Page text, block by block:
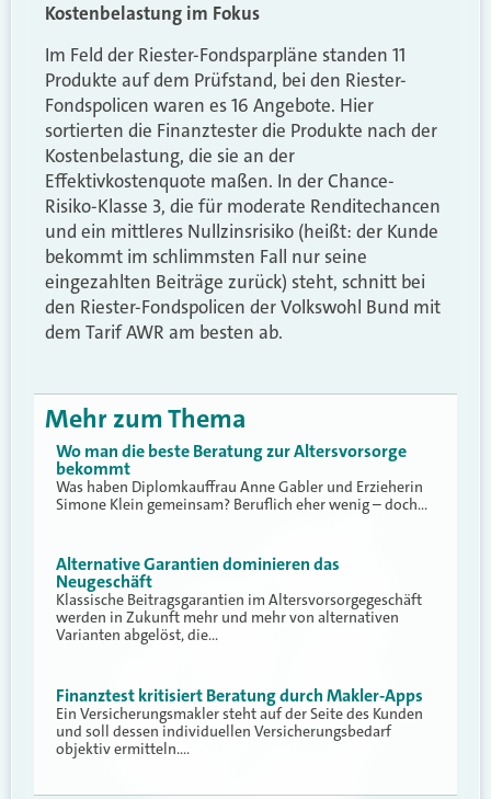
Kostenbelastung im Fokus
Im Feld der Riester-Fondsparpläne standen 11
Produkte auf dem Prüfstand, bei den Riester-
Fondspolicen waren es 16 Angebote. Hier
sortierten die Finanztester die Produkte nach der
Kostenbelastung, die sie an der
Effektivkostenquote maßen. In der Chance-
Risiko-Klasse 3, die für moderate Renditechancen
und ein mittleres Nullzinsrisiko (heißt: der Kunde
bekommt im schlimmsten Fall nur seine
eingezahlten Beiträge zurück) steht, schnitt bei
den Riester-Fondspolicen der Volkswohl Bund mit
dem Tarif AWR am besten ab.
Mehr zum Thema
Wo man die beste Beratung zur Altersvorsorge
bekommt
Was haben Diplomkauffrau Anne Gabler und Erzieherin
Simone Klein gemeinsam? Beruflich eher wenig – doch…
Alternative Garantien dominieren das
Neugeschäft
Klassische Beitragsgarantien im Altersvorsorgegeschäft
werden in Zukunft mehr und mehr von alternativen
Varianten abgelöst, die…
Finanztest kritisiert Beratung durch Makler-Apps
Ein Versicherungsmakler steht auf der Seite des Kunden
und soll dessen individuellen Versicherungsbedarf
objektiv ermitteln.…